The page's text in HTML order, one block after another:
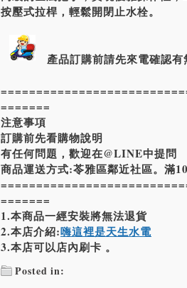
按壓式拉桿，輕鬆開閉止水栓。
產品訂購前請先來電確認有
=======
注意事項
訂購前先看購物說明
有任何問題，歡迎在@LINE中提問
商品運送方式:苓雅區鄰近社區。滿
=======
1.本商品一經安裝將無法退貨
2.本店介紹:嗨這裡是天生水電
3.本店可以店內刷卡 。
Posted in: